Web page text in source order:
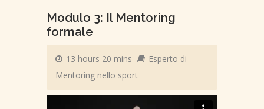
Modulo 3: Il Mentoring
formale
13 hours 20 mins
Esperto di
Mentoring nello sport